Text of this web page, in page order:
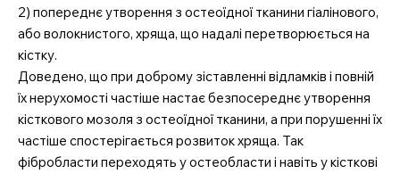
2) попереднє утворення з остеоїдної тканини гіалінового,
або волокнистого, хряща, що надалі перетворюється на
кістку.
Доведено, що при доброму зіставленні відламків і повній
їх нерухомості частіше настає безпосереднє утворення
кісткового мозоля з остеоїдної тканини, а при порушенні їх
частіше спостерігається розвиток хряща. Так
фібробласти переходять у остеобласти і навіть у кісткові